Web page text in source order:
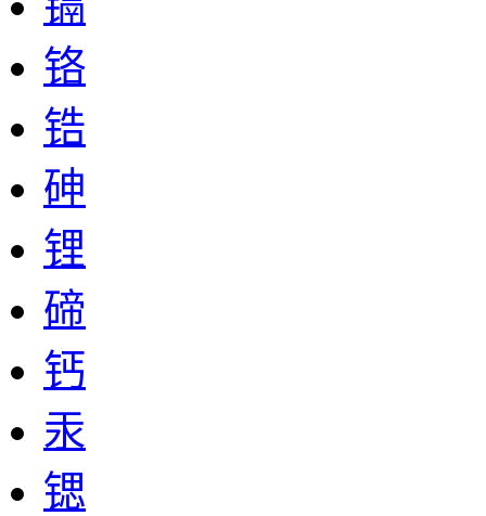
铬
锆
砷
锂
碲
钙
汞
锶